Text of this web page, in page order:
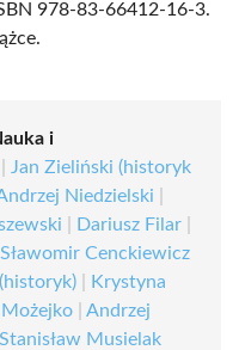
978-83-66412-16-3.
i
Jan Zieliński (historyk
Niedzielski
Dariusz Filar
Sławomir Cenckiewicz
Krystyna
Możejko
Andrzej
Stanisław Musielak